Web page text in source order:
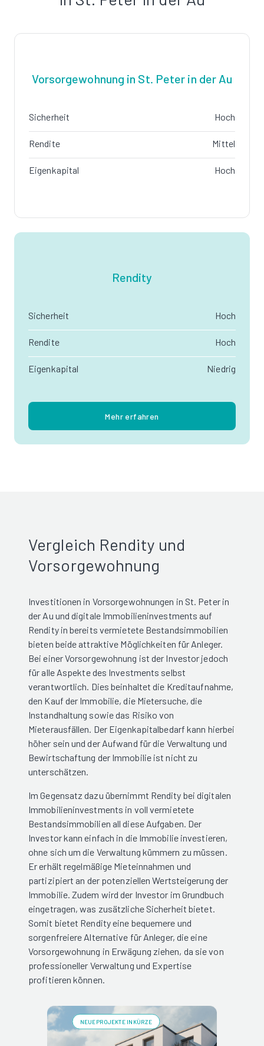
Vorsorgewohnung in St. Peter in der Au
Sicherheit Hoch
Rendite Mittel
Eigenkapital Hoch
Rendity
Sicherheit Hoch
Rendite Hoch
Eigenkapital Niedrig
Mehr erfahren
Vergleich Rendity und
Vorsorgewohnung
Investitionen in Vorsorgewohnungen in St. Peter in
der Au und digitale Immobilieninvestments auf
Rendity in bereits vermietete Bestandsimmobilien
bieten beide attraktive Möglichkeiten für Anleger.
Bei einer Vorsorgewohnung ist der Investor jedoch
für alle Aspekte des Investments selbst
verantwortlich. Dies beinhaltet die Kreditaufnahme,
den Kauf der Immobilie, die Mietersuche, die
Instandhaltung sowie das Risiko von
Mieterausfällen. Der Eigenkapitalbedarf kann hierbei
höher sein und der Aufwand für die Verwaltung und
Bewirtschaftung der Immobilie ist nicht zu
unterschätzen.
Im Gegensatz dazu übernimmt Rendity bei digitalen
Immobilieninvestments in voll vermietete
Bestandsimmobilien all diese Aufgaben. Der
Investor kann einfach in die Immobilie investieren,
ohne sich um die Verwaltung kümmern zu müssen.
Er erhält regelmäßige Mieteinnahmen und
partizipiert an der potenziellen Wertsteigerung der
Immobilie. Zudem wird der Investor im Grundbuch
eingetragen, was zusätzliche Sicherheit bietet.
Somit bietet Rendity eine bequemere und
sorgenfreiere Alternative für Anleger, die eine
Vorsorgewohnung in Erwägung ziehen, da sie von
professioneller Verwaltung und Expertise
profitieren können.
NEUE PROJEKTE IN KÜRZE